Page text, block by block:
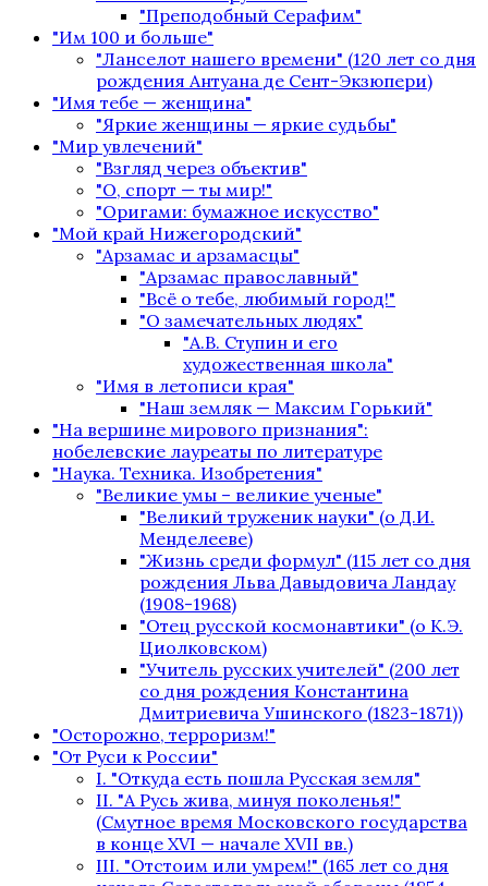
"Преподобный Серафим"
"Им 100 и больше"
"Ланселот нашего времени" (120 лет со дня
рождения Антуана де Сент-Экзюпери)
"Имя тебе — женщина"
"Яркие женщины — яркие судьбы"
"Мир увлечений"
"Взгляд через объектив"
"О, спорт — ты мир!"
"Оригами: бумажное искусство"
"Мой край Нижегородский"
"Арзамас и арзамасцы"
"Арзамас православный"
"Всё о тебе, любимый город!"
"О замечательных людях"
"А.В. Ступин и его
художественная школа"
"Имя в летописи края"
"Наш земляк — Максим Горький"
"На вершине мирового признания":
нобелевские лауреаты по литературе
"Наука. Техника. Изобретения"
"Великие умы – великие ученые"
"Великий труженик науки" (о Д.И.
Менделееве)
"Жизнь среди формул" (115 лет со дня
рождения Льва Давыдовича Ландау
(1908-1968)
"Отец русской космонавтики" (о К.Э.
Циолковском)
"Учитель русских учителей" (200 лет
со дня рождения Константина
Дмитриевича Ушинского (1823-1871))
"Осторожно, терроризм!"
"От Руси к России"
I. "Откуда есть пошла Русская земля"
II. "А Русь жива, минуя поколенья!"
(Смутное время Московского государства
в конце XVI — начале XVII вв.)
III. "Отстоим или умрем!" (165 лет со дня